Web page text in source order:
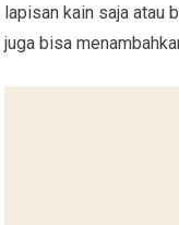
lapisan kain saja atau
juga bisa